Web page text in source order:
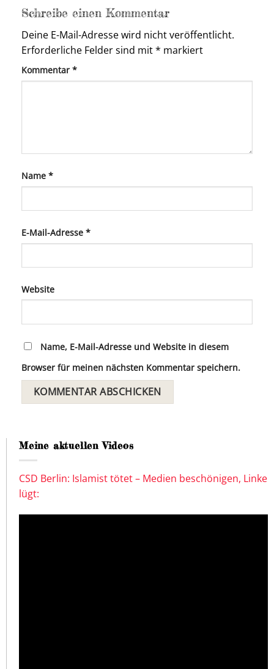
Schreibe einen Kommentar
Deine E-Mail-Adresse wird nicht veröffentlicht.
Erforderliche Felder sind mit* markiert
Kommentar *
Name *
E-Mail-Adresse *
Website
Name, E-Mail-Adresse und Website in diesem
Browser für meinen nächsten Kommentar speichern.
Meine aktuellen Videos
CSD Berlin: Islamist tötet – Medien beschönigen, Linke
lügt: